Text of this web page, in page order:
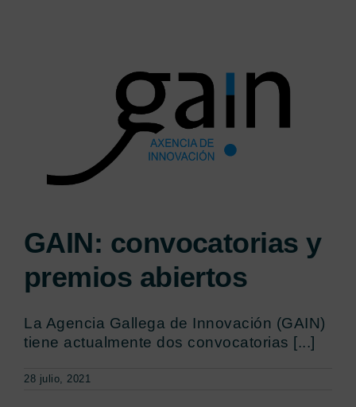
GAIN: convocatorias y
premios abiertos
La Agencia Gallega de Innovación (GAIN)
tiene actualmente dos convocatorias [...]
28 julio, 2021